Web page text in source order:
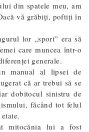
din spatele meu, am
vă grăbiți, poftiți în
lor „sport” era să
care muncea într-o
generale.
manual al lipsei de
că ar trebui să se
dobitocul sinistru de
făcând tot felul
mitocănia lui a fost